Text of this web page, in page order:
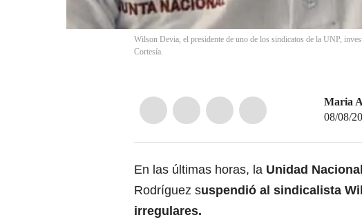
Wilson Devia, el presidente de uno de los sindicatos de la UNP,
Cortesía.
Maria
08/08/
En las últimas horas, la Unidad
Rodríguez suspendió al sindicalista
irregulares.